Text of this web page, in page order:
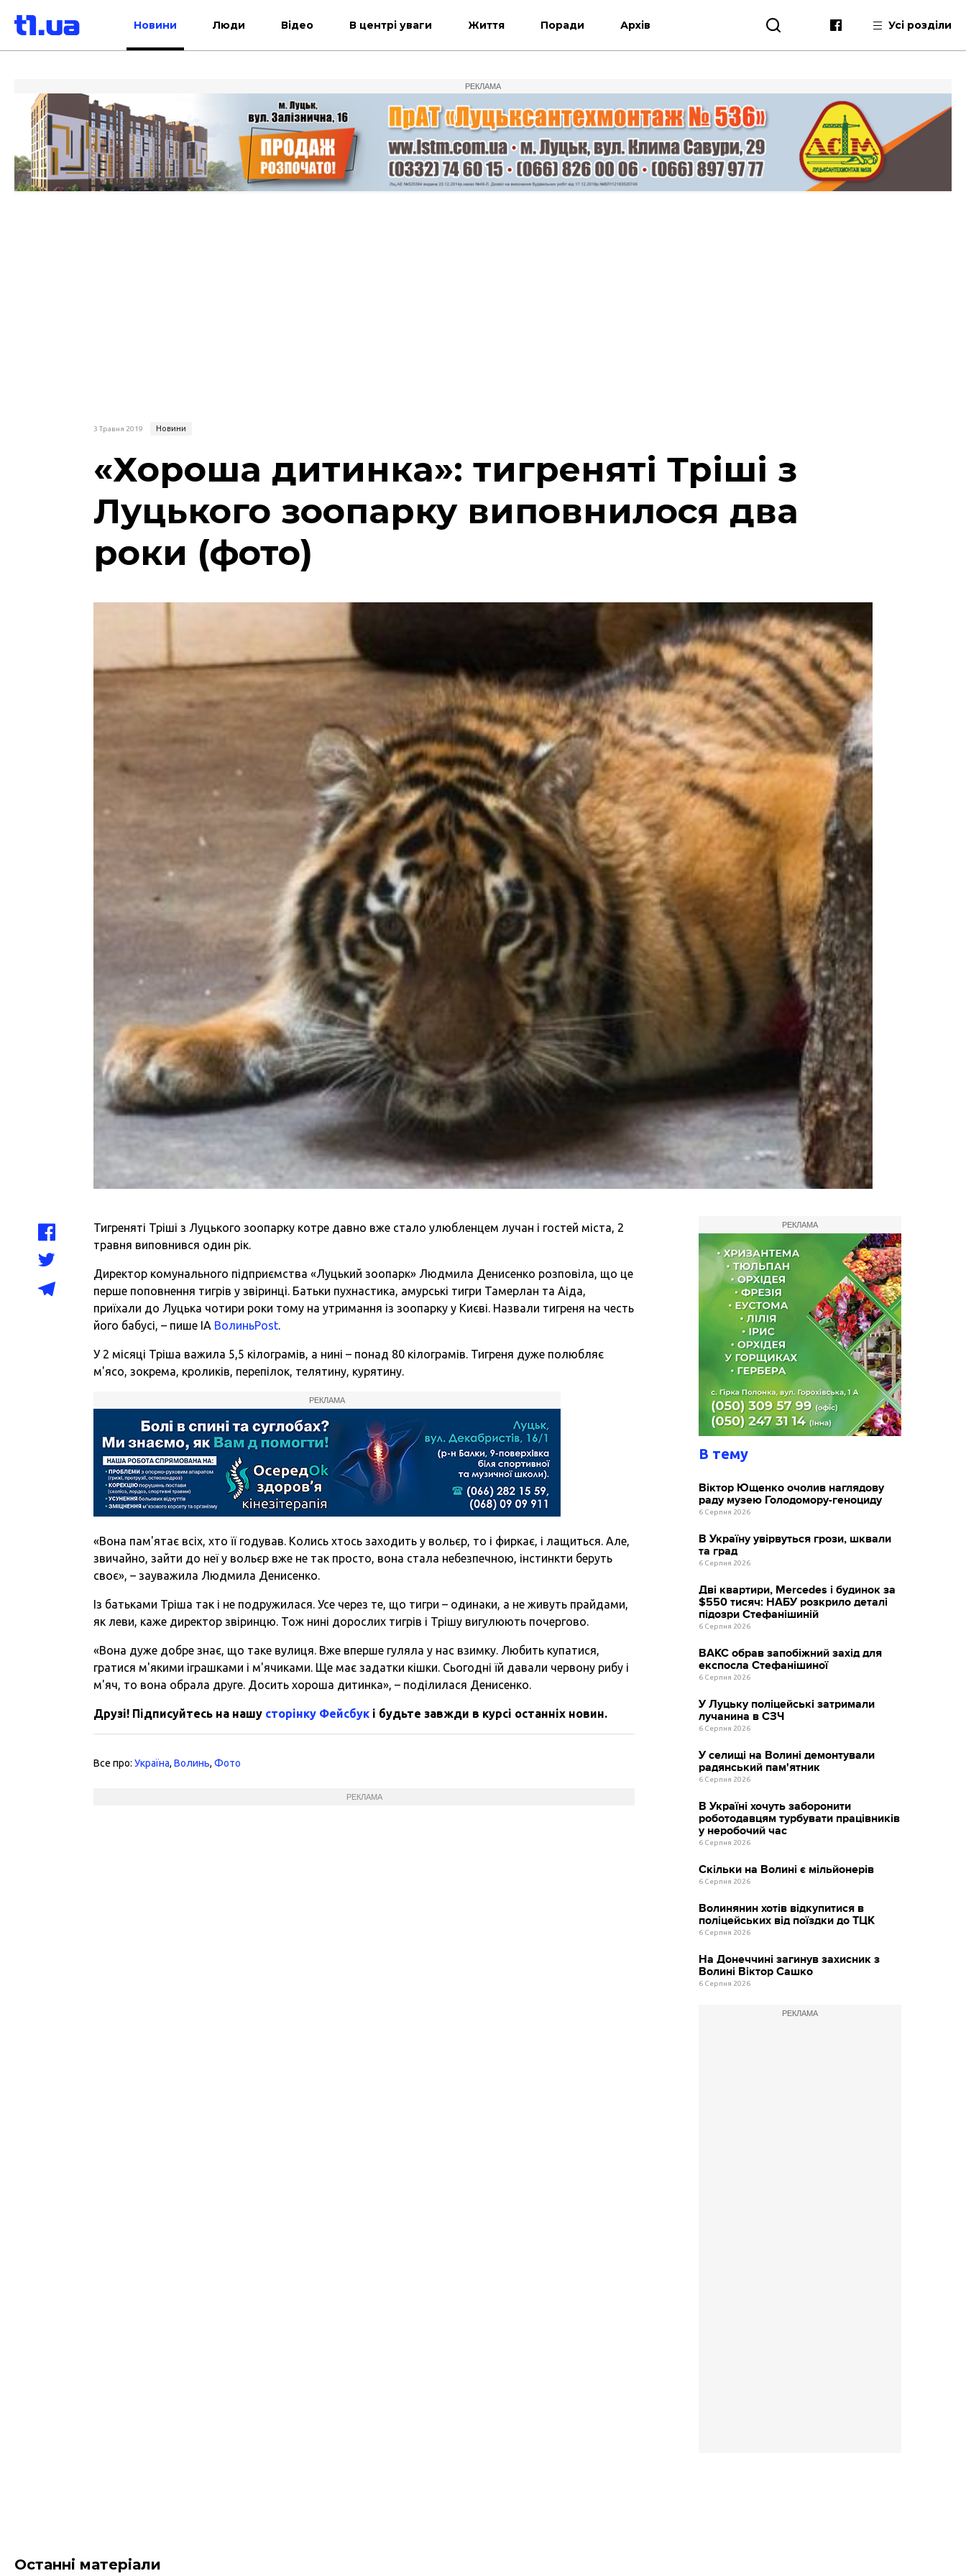
Новини Люди Відео В центрі уваги Життя Поради Архів Усі розділи
РЕКЛАМА
3 Травня 2019 Новини
«Хороша дитинка»: тигреняті Тріші з
Луцького зоопарку виповнилося два
роки (фото)
Тигреняті Тріші з Луцького зоопарку котре давно вже стало улюбленцем лучан і гостей міста, 2
травня виповнився один рік.
Директор комунального підприємства «Луцький зоопарк» Людмила Денисенко розповіла, що це
перше поповнення тигрів у звіринці. Батьки пухнастика, амурські тигри Тамерлан та Аіда,
приїхали до Луцька чотири роки тому на утримання із зоопарку у Києві. Назвали тигреня на честь
його бабусі, – пише ІА ВолиньPost.
У 2 місяці Тріша важила 5,5 кілограмів, а нині – понад 80 кілограмів. Тигреня дуже полюбляє
м'ясо, зокрема, кроликів, перепілок, телятину, курятину.
РЕКЛАМА
«Вона пам'ятає всіх, хто її годував. Колись хтось заходить у вольєр, то і фиркає, і лащиться. Але,
звичайно, зайти до неї у вольєр вже не так просто, вона стала небезпечною, інстинкти беруть
своє», – зауважила Людмила Денисенко.
Із батьками Тріша так і не подружилася. Усе через те, що тигри – одинаки, а не живуть прайдами,
як леви, каже директор звіринцю. Тож нині дорослих тигрів і Трішу вигулюють почергово.
«Вона дуже добре знає, що таке вулиця. Вже вперше гуляла у нас взимку. Любить купатися,
гратися м'якими іграшками і м'ячиками. Ще має задатки кішки. Сьогодні їй давали червону рибу і
м'яч, то вона обрала друге. Досить хороша дитинка», – поділилася Денисенко.
Друзі! Підписуйтесь на нашу сторінку Фейсбук і будьте завжди в курсі останніх новин.
Все про:Україна,Волинь,Фото
РЕКЛАМА
РЕКЛАМА
В тему
Віктор Ющенко очолив наглядову
раду музею Голодомору-геноциду
6 Серпня 2026
В Україну увірвуться грози, шквали
та град
6 Серпня 2026
Дві квартири, Mercedes і будинок за
$550 тисяч: НАБУ розкрило деталі
підозри Стефанішиній
6 Серпня 2026
ВАКС обрав запобіжний захід для
експосла Стефанішиної
6 Серпня 2026
У Луцьку поліцейські затримали
лучанина в СЗЧ
6 Серпня 2026
У селищі на Волині демонтували
радянський пам'ятник
6 Серпня 2026
В Україні хочуть заборонити
роботодавцям турбувати працівників
у неробочий час
6 Серпня 2026
Скільки на Волині є мільйонерів
6 Серпня 2026
Волинянин хотів відкупитися в
поліцейських від поїздки до ТЦК
6 Серпня 2026
На Донеччині загинув захисник з
Волині Віктор Сашко
6 Серпня 2026
РЕКЛАМА
Останні матеріали